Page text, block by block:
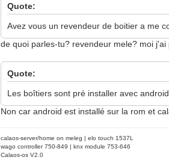
Quote:
Avez vous un revendeur de boitier a me
de quoi parles-tu? revendeur mele? moi j'ai
Quote:
Les boîtiers sont pré installer avec
Non car android est installé sur la rom et
calaos-server/home on meleg | elo touch 1537L
wago controller 750-849 | knx module 753-646
Calaos-os V2.0